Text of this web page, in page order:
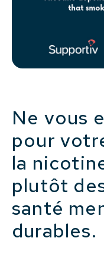
Ne vous
pour
la
plutôt
santé
durables.